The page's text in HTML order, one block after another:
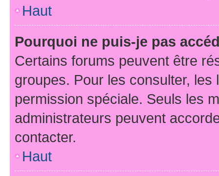
Haut
Pourquoi ne puis-je pas
Certains forums peuvent être
groupes. Pour les consulter,
permission spéciale. Seuls les
administrateurs peuvent
contacter.
Haut